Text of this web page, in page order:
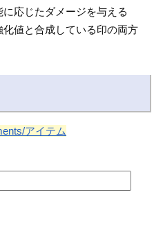
応じたダメージを与える
値と合成している印の両方
アイテム